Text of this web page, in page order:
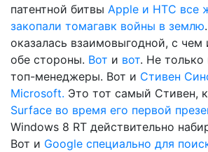
патентной битвы Apple и HTC все
закопали томагавк войны в землю
оказалась взаимовыгодной, с чем
обе стороны. Вот и вот. Не только
топ-менеджеры. Вот и Стивен
Microsoft. Это тот самый Стивен,
Surface во время его первой
Windows 8 RT действительно
Вот и Google специально для